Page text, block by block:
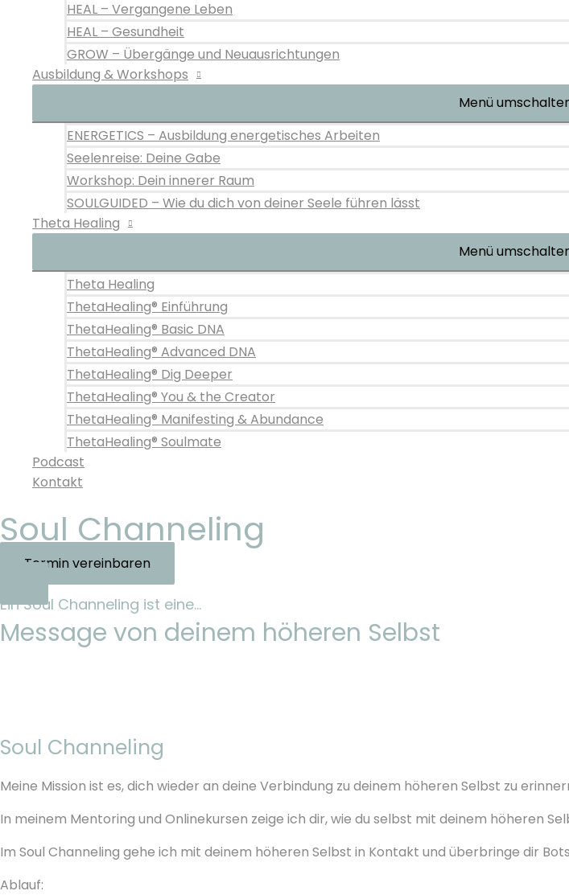
HEAL – Vergangene Leben
HEAL – Gesundheit
GROW – Übergänge und Neuausrichtungen
Ausbildung & Workshops
Menü
ENERGETICS – Ausbildung energetisches Arbeiten
Seelenreise: Deine Gabe
Workshop: Dein innerer Raum
SOULGUIDED – Wie du dich von deiner Seele führen lässt
Theta Healing
Menü
Theta Healing
ThetaHealing® Einführung
ThetaHealing® Basic DNA
ThetaHealing® Advanced DNA
ThetaHealing® Dig Deeper
ThetaHealing® You & the Creator
ThetaHealing® Manifesting & Abundance
ThetaHealing® Soulmate
Podcast
Kontakt
Soul Channeling
Termin vereinbaren
Ein Soul Channeling ist eine...
Message von deinem höheren Selbst
Soul Channeling
Meine Mission ist es, dich wieder an deine Verbindung zu deinem höheren Selbst zu
In meinem Mentoring und Onlinekursen zeige ich dir, wie du selbst mit deinem höheren
Im Soul Channeling gehe ich mit deinem höheren Selbst in Kontakt und überbringe dir
Ablauf: